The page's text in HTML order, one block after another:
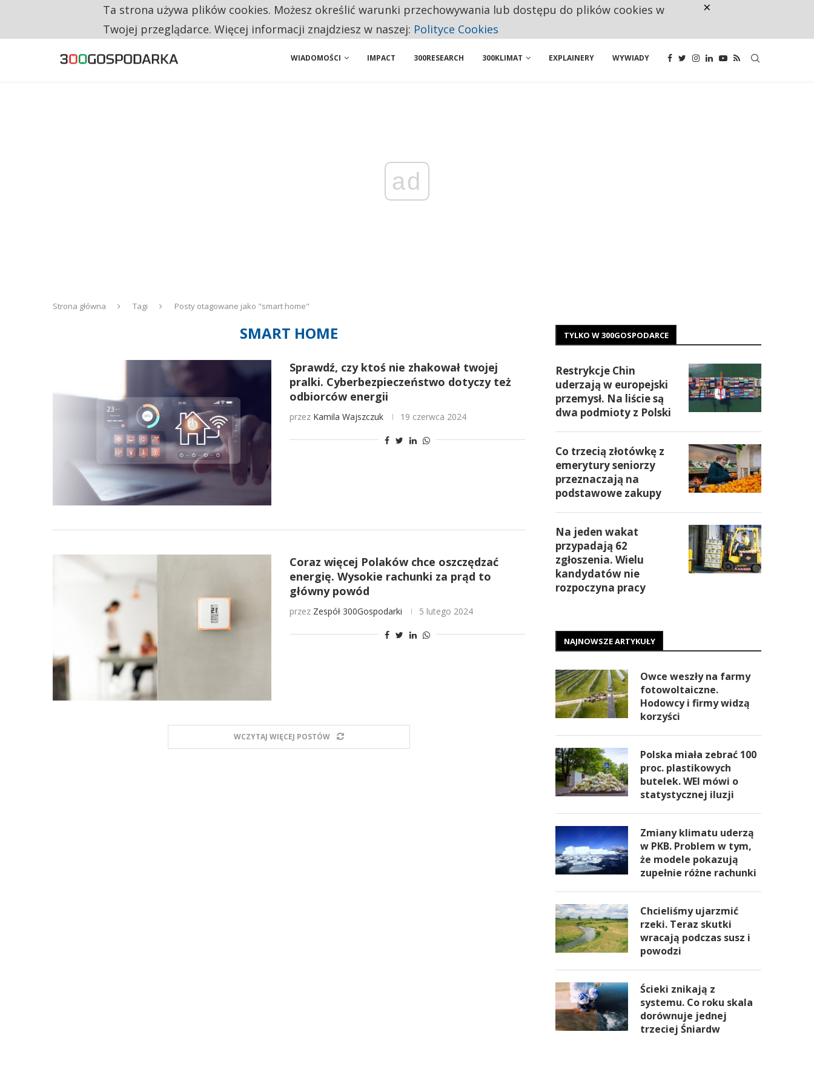
CO TRZECIĄ ZŁOTÓWKĘ Z EMERYTURY SENIORZY PRZEZNACZAJĄ NA PODSTAWOWE ZAKUPY
WIADOMOŚCI IMPACT 300RESEARCH 300KLIMAT EXPLAINERY WYWIADY
ad
Strona główna Tagi Posty otagowane jako "smart home"
SMART HOME
Sprawdź, czy ktoś nie zhakował twojej
pralki. Cyberbezpieczeństwo dotyczy też
odbiorców energii
przez Kamila Wajszczuk 19 czerwca 2024
Coraz więcej Polaków chce oszczędzać
energię. Wysokie rachunki za prąd to
główny powód
przez Zespół 300Gospodarki 5 lutego 2024
WCZYTAJ WIĘCEJ POSTÓW
TYLKO W 300GOSPODARCE
Restrykcje Chin
uderzają w europejski
przemysł. Na liście są
dwa podmioty z Polski
Co trzecią złotówkę z
emerytury seniorzy
przeznaczają na
podstawowe zakupy
Na jeden wakat
przypadają 62
zgłoszenia. Wielu
kandydatów nie
rozpoczyna pracy
NAJNOWSZE ARTYKUŁY
Owce weszły na farmy
fotowoltaiczne.
Hodowcy i firmy widzą
korzyści
Polska miała zebrać 100
proc. plastikowych
butelek. WEI mówi o
statystycznej iluzji
Zmiany klimatu uderzą
w PKB. Problem w tym,
że modele pokazują
zupełnie różne rachunki
Chcieliśmy ujarzmić
rzeki. Teraz skutki
wracają podczas susz i
powodzi
Ścieki znikają z
systemu. Co roku skala
dorównuje jednej
trzeciej Śniardw
Ta strona używa plików cookies. Możesz określić warunki przechowywania lub dostępu do plików cookies w
Twojej przeglądarce. Więcej informacji znajdziesz w naszej: Polityce Cookies
×